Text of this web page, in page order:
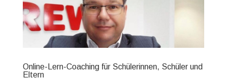
Online-Lern-Coaching für Schülerinnen, Schüler und
Eltern